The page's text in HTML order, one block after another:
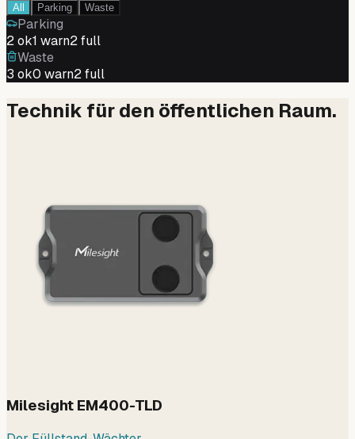
All Parking Waste
Parking
2ok0warn3full
Waste
3 ok1warn1full
Technik für den öffentlichen Raum.
Milesight EM400-TLD